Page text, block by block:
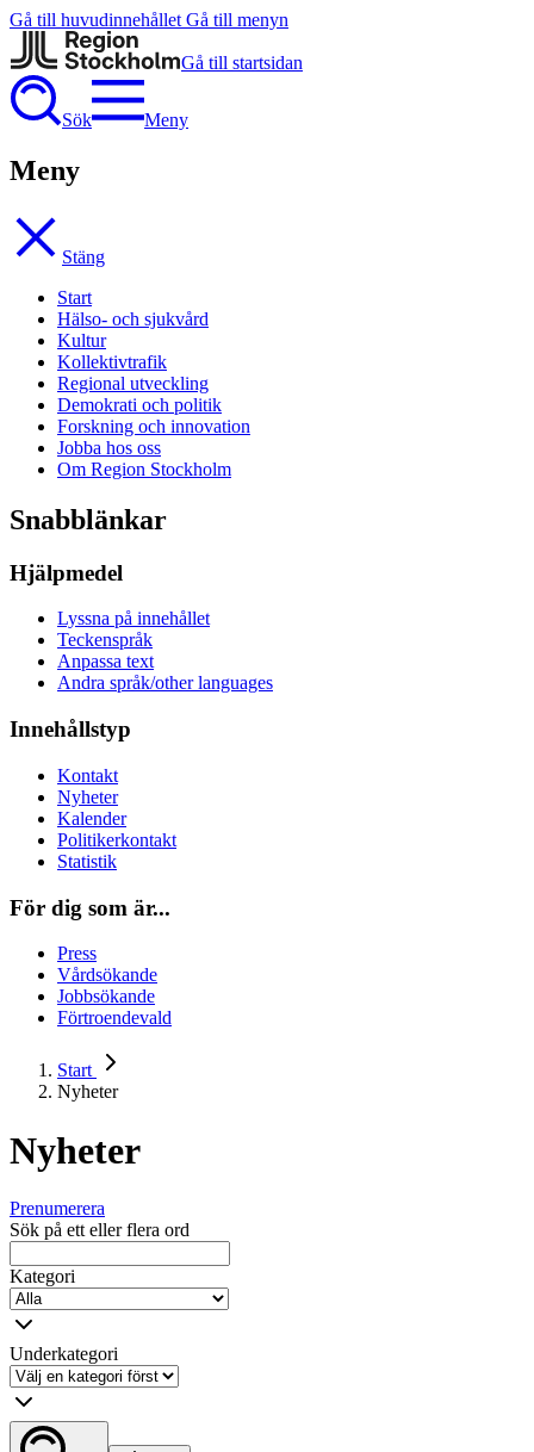
Gå till huvudinnehållet Gå till menyn
Gå till startsidan
Sök Meny
Meny
Stäng
Start
Hälso- och sjukvård
Kultur
Kollektivtrafik
Regional utveckling
Demokrati och politik
Forskning och innovation
Jobba hos oss
Om Region Stockholm
Snabblänkar
Hjälpmedel
Lyssna på innehållet
Teckenspråk
Anpassa text
Andra språk/other languages
Innehållstyp
Kontakt
Nyheter
Kalender
Politikerkontakt
Statistik
För dig som är...
Press
Vårdsökande
Jobbsökande
Förtroendevald
Start
Nyheter
Nyheter
Prenumerera
Sök på ett eller flera ord
Kategori
Underkategori